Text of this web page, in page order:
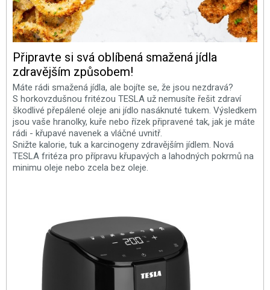
Připravte si svá oblíbená smažená jídla
zdravějším způsobem!
Máte rádi smažená jídla, ale bojíte se, že jsou nezdravá?
S horkovzdušnou fritézou TESLA už nemusíte řešit zdraví
škodlivé přepálené oleje ani jídlo nasáknuté tukem. Výsledkem
jsou vaše hranolky, kuře nebo řízek připravené tak, jak je máte
rádi - křupavé navenek a vláčné uvnitř.
Snižte kalorie, tuk a karcinogeny zdravějším jídlem. Nová
TESLA fritéza pro přípravu křupavých a lahodných pokrmů na
minimu oleje nebo zcela bez oleje.